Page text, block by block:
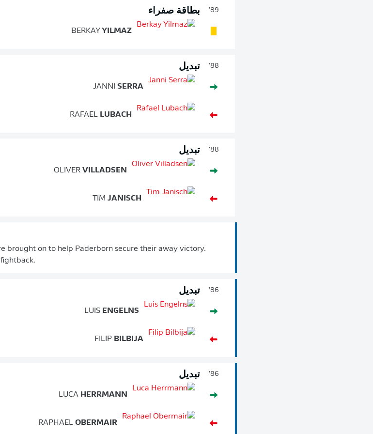
89' بطاقة صفراء
BERKAY YILMAZ
88' تبديل
JANNI SERRA
RAFAEL LUBACH
88' تبديل
OLIVER VILLADSEN
TIM JANISCH
brought on to help Paderborn secure their away victory.
86' تبديل
LUIS ENGELNS
FILIP BILBIJA
86' تبديل
LUCA HERRMANN
RAPHAEL OBERMAIR